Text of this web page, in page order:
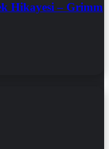
Hikayesi – Grimm